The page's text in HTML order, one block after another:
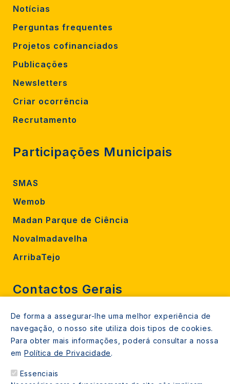
Notícias
Perguntas frequentes
Projetos cofinanciados
Publicações
Newsletters
Criar ocorrência
Recrutamento
Participações Municipais
SMAS
Wemob
Madan Parque de Ciência
Novalmadavelha
ArribaTejo
Contactos Gerais
212 724 000
800206770 (gratuito rede fixa)
Contacte-nos
Espaços de atendimento
De forma a assegurar-lhe uma melhor experiência de
navegação, o nosso site utiliza dois tipos de cookies.
Para obter mais informações, poderá consultar a nossa
em Política de Privacidade.
Essenciais